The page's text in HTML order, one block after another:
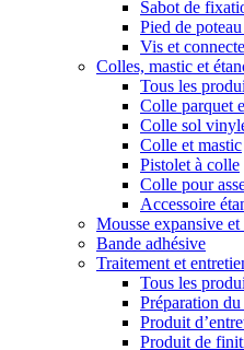
Sabot de
Pied de
Vis et
Colles, mastic et
Tous les
Colle parquet
Colle sol
Colle et mastic
Pistolet à colle
Colle pour
Accessoire
Mousse expansive et
Bande adhésive
Traitement et
Tous les
Préparation
Produit
Produit de